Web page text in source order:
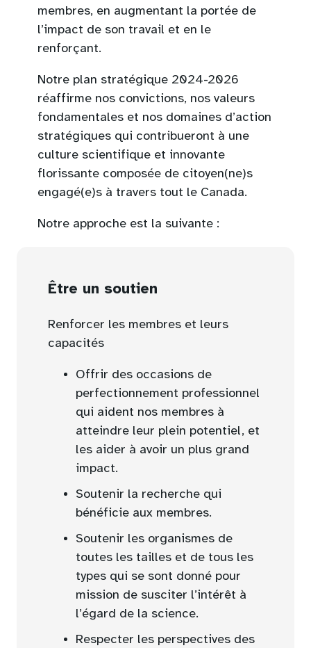
membres, en augmentant la portée de
l’impact de son travail et en le
renforçant.
Notre plan stratégique 2024-2026
réaffirme nos convictions, nos valeurs
fondamentales et nos domaines d’action
stratégiques qui contribueront à une
culture scientifique et innovante
florissante composée de citoyen(ne)s
engagé(e)s à travers tout le Canada.
Notre approche est la suivante :
Être un soutien
Renforcer les membres et leurs
capacités
Offrir des occasions de
perfectionnement professionnel
qui aident nos membres à
atteindre leur plein potentiel, et
les aider à avoir un plus grand
impact.
Soutenir la recherche qui
bénéficie aux membres.
Soutenir les organismes de
toutes les tailles et de tous les
types qui se sont donné pour
mission de susciter l’intérêt à
l’égard de la science.
Respecter les perspectives des